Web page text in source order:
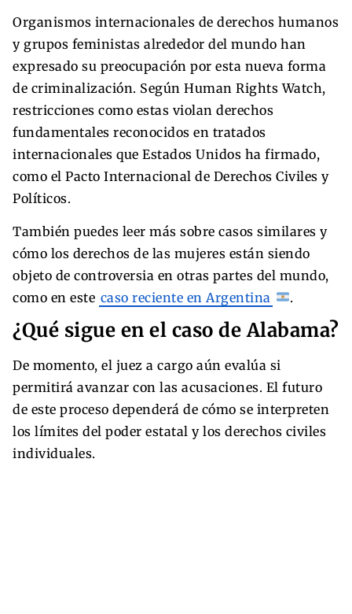
Organismos internacionales de derechos humanos
y grupos feministas alrededor del mundo han
expresado su preocupación por esta nueva forma
de criminalización. Según Human Rights Watch,
restricciones como estas violan derechos
fundamentales reconocidos en tratados
internacionales que Estados Unidos ha firmado,
como el Pacto Internacional de Derechos Civiles y
Políticos.
También puedes leer más sobre casos similares y
cómo los derechos de las mujeres están siendo
objeto de controversia en otras partes del mundo,
como en este caso reciente en Argentina .
¿Qué sigue en el caso de Alabama?
De momento, el juez a cargo aún evalúa si
permitirá avanzar con las acusaciones. El futuro
de este proceso dependerá de cómo se interpreten
los límites del poder estatal y los derechos civiles
individuales.